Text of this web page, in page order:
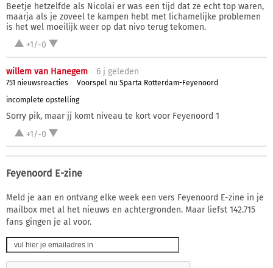
Beetje hetzelfde als Nicolai er was een tijd dat ze echt top waren,
maarja als je zoveel te kampen hebt met lichamelijke problemen
is het wel moeilijk weer op dat nivo terug tekomen.
+1/-0
willem van Hanegem 6 j geleden
751 nieuwsreacties
Voorspel nu Sparta Rotterdam-Feyenoord
incomplete opstelling
Sorry pik, maar jj komt niveau te kort voor Feyenoord 1
+1/-0
Feyenoord E-zine
Meld je aan en ontvang elke week een vers Feyenoord E-zine in je
mailbox met al het nieuws en achtergronden. Maar liefst 142.715
fans gingen je al voor.